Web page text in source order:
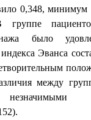
0,348,
было
Эванса
между